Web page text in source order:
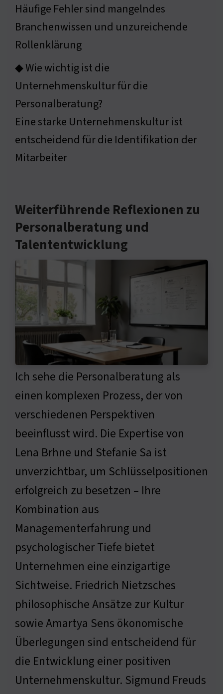
Häufige Fehler sind mangelndes
Branchenwissen und unzureichende
Rollenklärung
◆ Wie wichtig ist die
Unternehmenskultur für die
Personalberatung?
Eine starke Unternehmenskultur ist
entscheidend für die Identifikation der
Mitarbeiter
Weiterführende Reflexionen zu
Personalberatung und
Talententwicklung
Ich sehe die Personalberatung als
einen komplexen Prozess, der von
verschiedenen Perspektiven
beeinflusst wird. Die Expertise von
Lena Brhne und Stefanie Sa ist
unverzichtbar, um Schlüsselpositionen
erfolgreich zu besetzen – Ihre
Kombination aus
Managementerfahrung und
psychologischer Tiefe bietet
Unternehmen eine einzigartige
Sichtweise. Friedrich Nietzsches
philosophische Ansätze zur Kultur
sowie Amartya Sens ökonomische
Überlegungen sind entscheidend für
die Entwicklung einer positiven
Unternehmenskultur. Sigmund Freuds